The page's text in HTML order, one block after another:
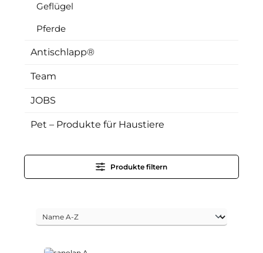
Geflügel
Pferde
Antischlapp®
Team
JOBS
Pet – Produkte für Haustiere
Produkte filtern